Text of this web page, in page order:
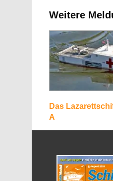
Weitere
Das
A